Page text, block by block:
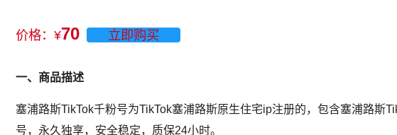
价格：¥70 立即购买
一、商品描述
塞浦路斯TikTok千粉号为TikTok塞浦路斯原生住宅ip注册的，包含塞浦路
号，永久独享，安全稳定，质保24小时。